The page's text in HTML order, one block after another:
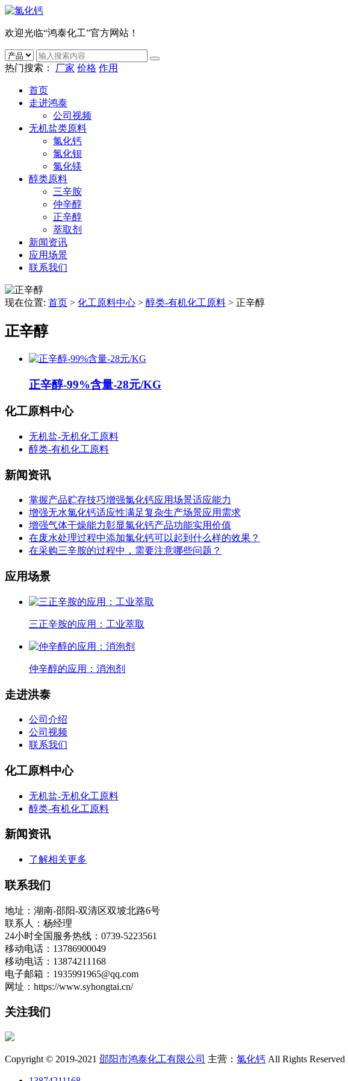
欢迎光临“鸿泰化工”官方网站！
热门搜索： 厂家 价格 作用
首页
走进鸿泰
公司视频
无机盐类原料
氯化钙
氯化钡
氯化镁
醇类原料
三辛胺
仲辛醇
正辛醇
萃取剂
新闻资讯
应用场景
联系我们
现在位置: 首页 > 化工原料中心 > 醇类-有机化工原料 > 正辛醇
正辛醇
正辛醇-99%含量-28元/KG
化工原料中心
无机盐-无机化工原料
醇类-有机化工原料
新闻资讯
掌握产品贮存技巧增强氯化钙应用场景适应能力
增强无水氯化钙适应性满足复杂生产场景应用需求
增强气体干燥能力彰显氯化钙产品功能实用价值
在废水处理过程中添加氯化钙可以起到什么样的效果？
在采购三辛胺的过程中，需要注意哪些问题？
应用场景
三正辛胺的应用：工业萃取
仲辛醇的应用：消泡剂
走进洪泰
公司介绍
公司视频
联系我们
化工原料中心
无机盐-无机化工原料
醇类-有机化工原料
新闻资讯
了解相关更多
联系我们
地址：湖南-邵阳-双清区双坡北路6号
联系人：杨经理
24小时全国服务热线：0739-5223561
移动电话：13786900049
移动电话：13874211168
电子邮箱：1935991965@qq.com
网址：https://www.syhongtai.cn/
关注我们
Copyright © 2019-2021 邵阳市鸿泰化工有限公司 主营： 氯化钙 All Rights Reserved